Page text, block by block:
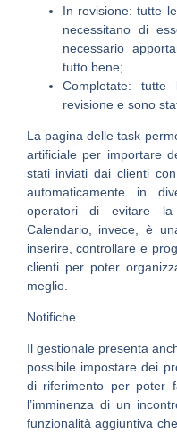
In revisione: tutte
necessitano di
necessario
tutto bene;
Completate:
revisione e sono
La pagina delle task
artificiale per importare
stati inviati dai clienti
automaticamente in
operatori di evitare la
Calendario, invece, è
inserire, controllare e
clienti per poter
meglio.
Notifiche
Il gestionale presenta
possibile impostare dei
di riferimento per poter
l’imminenza di un
funzionalità aggiuntiva